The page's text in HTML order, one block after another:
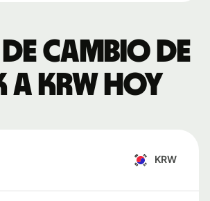
cambio de
a KRW hoy
KRW